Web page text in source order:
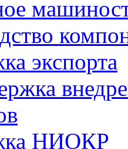
экспорта
НИОКР